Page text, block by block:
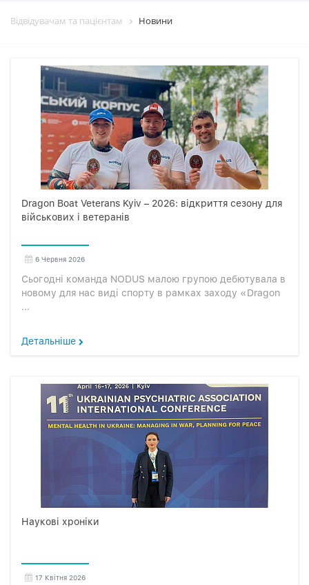
Відвідувачам та пацієнтам Новини
Dragon Boat Veterans Kyiv – 2026: відкриття сезону для
військових і ветеранів
6 Червня 2026
Сьогодні команда NODUS малою групою дебютувала в
новому для нас виді спорту в рамках заходу «Dragon
...
Детальніше
Наукові хроніки
17 Квітня 2026